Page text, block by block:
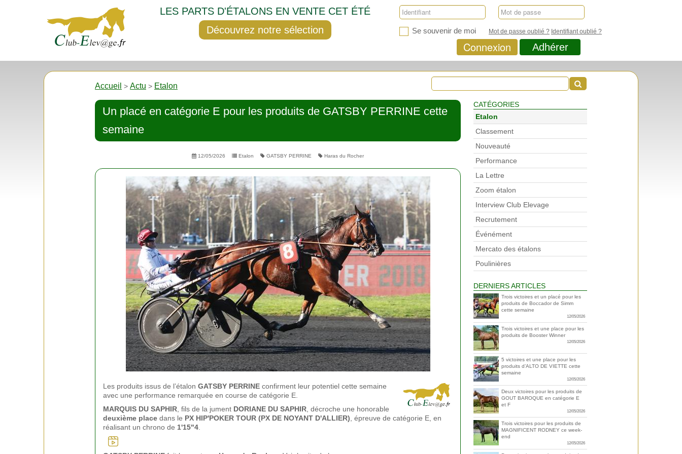
LES PARTS D'ÉTALONS EN VENTE CET ÉTÉ
Découvrez notre sélection
Se souvenir de moi Mot de passe oublié ? Identifiant oublié ?
Connexion Adhérer
Accueil > Actu > Etalon
Un placé en catégorie E pour les produits de GATSBY PERRINE cette
semaine
12/05/2026 Etalon GATSBY PERRINE Haras du Rocher
Les produits issus de l’étalon GATSBY PERRINE confirment leur potentiel cette semaine
avec une performance remarquée en course de catégorie E.
MARQUIS DU SAPHIR , fils de la jument DORIANE DU SAPHIR , décroche une honorable
deuxième place dans le PX HIP'POKER TOUR (PX DE NOYANT D'ALLIER) , épreuve de catégorie E, en
réalisant un chrono de 1'15"4
CATÉGORIES
Etalon
Classement
Nouveauté
Performance
La Lettre
Zoom étalon
Interview Club Elevage
Recrutement
Événément
Mercato des étalons
Poulinières
DERNIERS ARTICLES
Trois victoires et un placé pour les
produits de Boccador de Simm
cette semaine
12/05/2026
Trois victoires et une place pour les
produits de Booster Winner
12/05/2026
5 victoires et une place pour les
produits d’ALTO DE VIETTE cette
semaine
12/05/2026
Deux victoires pour les produits de
GOUT BAROQUE en catégorie E
et F
12/05/2026
Trois victoires pour les produits de
MAGNIFICENT RODNEY ce week-
end
12/05/2026